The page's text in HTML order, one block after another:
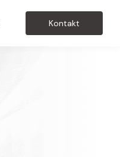
Kontakt